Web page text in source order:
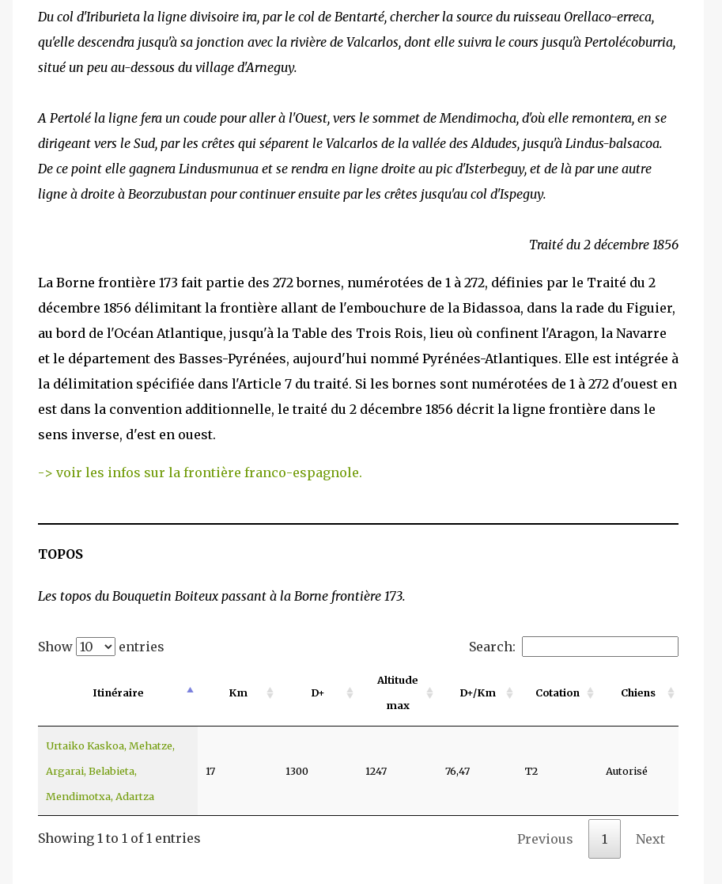
Du col d'Iriburieta la ligne divisoire ira, par le col de Bentarté, chercher la source du ruisseau Orellaco-erreca,
qu'elle descendra jusqu'à sa jonction avec la rivière de Valcarlos, dont elle suivra le cours jusqu'à Pertolécoburria,
situé un peu au-dessous du village d'Arneguy.
A Pertolé la ligne fera un coude pour aller à l'Ouest, vers le sommet de Mendimocha, d'où elle remontera, en se
dirigeant vers le Sud, par les crêtes qui séparent le Valcarlos de la vallée des Aldudes, jusqu'à Lindus-balsacoa.
De ce point elle gagnera Lindusmunua et se rendra en ligne droite au pic d'Isterbeguy, et de là par une autre
ligne à droite à Beorzubustan pour continuer ensuite par les crêtes jusqu'au col d'Ispeguy.
Traité du 2 décembre 1856
La Borne frontière 173 fait partie des 272 bornes, numérotées de 1 à 272, définies par le Traité du 2
décembre 1856 délimitant la frontière allant de l'embouchure de la Bidassoa, dans la rade du Figuier,
au bord de l'Océan Atlantique, jusqu'à la Table des Trois Rois, lieu où confinent l'Aragon, la Navarre
et le département des Basses-Pyrénées, aujourd'hui nommé Pyrénées-Atlantiques. Elle est intégrée à
la délimitation spécifiée dans l'Article 7 du traité. Si les bornes sont numérotées de 1 à 272 d'ouest en
est dans la convention additionnelle, le traité du 2 décembre 1856 décrit la ligne frontière dans le
sens inverse, d'est en ouest.
-> voir les infos sur la frontière franco-espagnole.
TOPOS
Les topos du Bouquetin Boiteux passant à la Borne frontière 173.
Show entries Search:
Itinéraire Km D+
Altitude
max
D+/Km Cotation Chiens
Urtaiko Kaskoa, Mehatze,
Argarai, Belabieta,
Mendimotxa, Adartza
17 1300 1247 76,47 T2 Autorisé
Showing 1 to 1 of 1 entries Previous 1 Next